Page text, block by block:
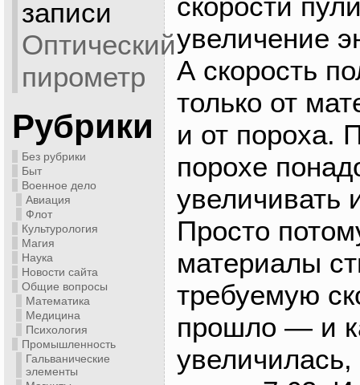
записи
Оптический
пирометр
Рубрики
Без рубрики
Быт
Военное дело
Авиация
Флот
Культурология
Магия
Наука
Новости сайта
Общие вопросы
Математика
Медицина
Психология
Промышленность
Гальванические
элементы
скорости
увеличение
А скорость
только от
и от пороха.
порохе
увеличивать
Просто
материалы
требуемую
прошло — и